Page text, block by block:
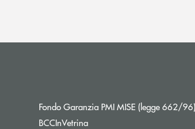
Fondo Garanzia PMI MISE (legge 662/96)
BCCInVetrina